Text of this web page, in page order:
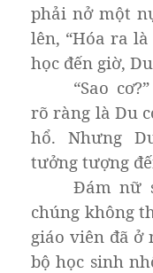
phải nở một
lên, “Hóa ra
học đến giờ,
“Sao
rõ ràng là Du
hổ. Nhưng
tưởng tượng
Đám nữ
chúng không
giáo viên đã ở
bộ học sinh